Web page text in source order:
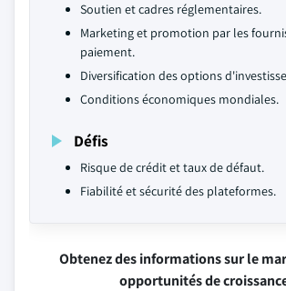
Soutien et cadres réglementaires.
Marketing et promotion par les
paiement.
Diversification des options
Conditions économiques mondiales.
Défis
Risque de crédit et taux de défaut.
Fiabilité et sécurité des plateformes.
Obtenez des informations sur le
opportunités de